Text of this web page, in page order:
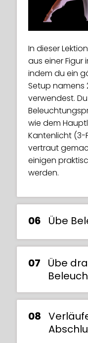
Maria wird hier
Kunstwerke
um die Wurf-
demonstrieren.
Sie wird dich
Ebenen zu
zu erstellen
verwenden. Sie
bisschen
des gesamten
Kurs zu bleiben.
Durch das
lernst du, wie
zeichnet, die
In dieser
aus einer Figur
indem du ein
Setup namens
verwendest.
wie dem
Kantenlicht (3-
vertraut
einigen
werden.
06 Übe
07
Übe
08